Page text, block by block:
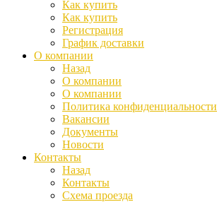
Как купить
Как купить
Регистрация
График доставки
О компании
Назад
О компании
О компании
Политика конфиденциальности
Вакансии
Документы
Новости
Контакты
Назад
Контакты
Схема проезда